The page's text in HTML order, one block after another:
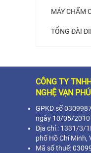
MÁY CHẤM
TỔNG ĐÀI
CÔNG TY
NGHỆ VẠN
GPKD số
ngày 10/05/2010
Địa chỉ : 1331/3/
phố Hồ Chí Minh,
Mã số thuế: